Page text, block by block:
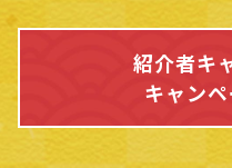
紹介者キ
キャンペ